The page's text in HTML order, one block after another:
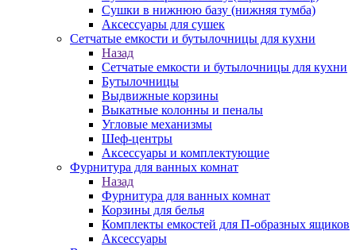
Сушки в нижнюю базу (нижняя тумба)
Аксессуары для сушек
Сетчатые емкости и бутылочницы для кухни
Назад
Сетчатые емкости и бутылочницы для кухни
Бутылочницы
Выдвижные корзины
Выкатные колонны и пеналы
Угловые механизмы
Шеф-центры
Аксессуары и комплектующие
Фурнитура для ванных комнат
Назад
Фурнитура для ванных комнат
Корзины для белья
Комплекты емкостей для П-образных ящиков
Аксессуары